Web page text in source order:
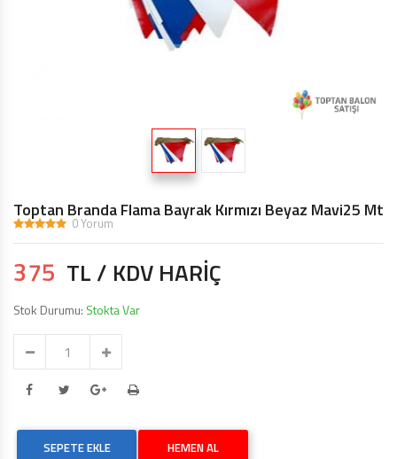
BALON ŞIŞIRME MAKINALARI
IŞIKLI BALON,LED IŞIKLI BALON
Toptan Branda Flama Bayrak Kırmızı Beyaz Mavi25 Mt
0 Yorum
375 TL / KDV HARİÇ
Stok Durumu: Stokta Var
SEPETE EKLE HEMEN AL